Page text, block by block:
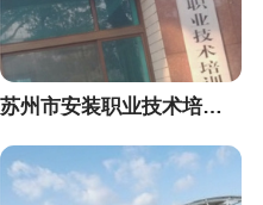
苏州市安装职业技术培训学校